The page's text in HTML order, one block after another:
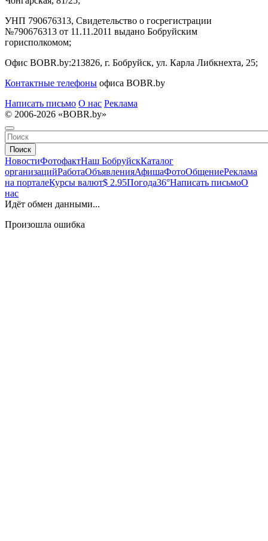
УНП 790676313, Свидетельство о госрегистрации
№790676313 от 11.11.2011 выдано Бобруйским
горисполкомом;
Офис BOBR.by:213826, г. Бобруйск, ул. Карла Либкнехта, 25;
Контактные телефоны офиса BOBR.by
Написать письмо О нас Реклама
© 2006-2026 «BOBR.by»
Поиск
НовостиФотофактНаш БобруйскКаталог
организацийРаботаОбъявленияАфишаФотоОбщениеРеклама
на порталеКурсы валют$ 2.95Погода36°Написать письмоО
нас
Идёт обмен данными...
Произошла ошибка